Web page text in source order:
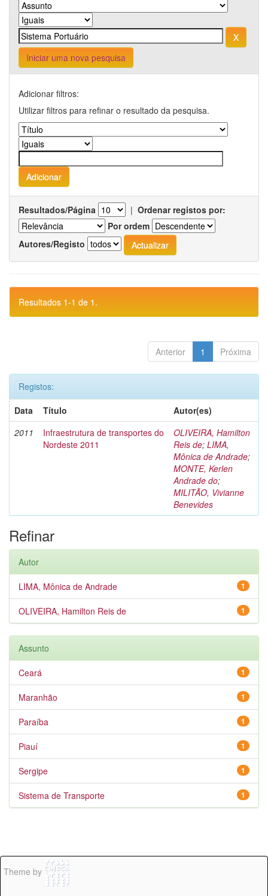
Iniciar uma nova pesquisa
Adicionar filtros:
Utilizar filtros para refinar o resultado da pesquisa.
Resultados/Página | Ordenar registos por:
Por ordem
Autores/Registo
Resultados 1-1 de 1.
Anterior 1 Próxima
Registos:
Data
Título
Autor(es)
2011
Infraestrutura de transportes do
Nordeste 2011
OLIVEIRA, Hamilton
Reis de; LIMA,
Mônica de Andrade;
MONTE, Kerlen
Andrade do;
MILITÃO, Vivianne
Benevides
Refinar
Autor
1
LIMA, Mônica de Andrade
1
OLIVEIRA, Hamilton Reis de
Assunto
1
Ceará
1
Maranhão
1
Paraíba
1
Piauí
1
Sergipe
1
Sistema de Transporte
Theme by